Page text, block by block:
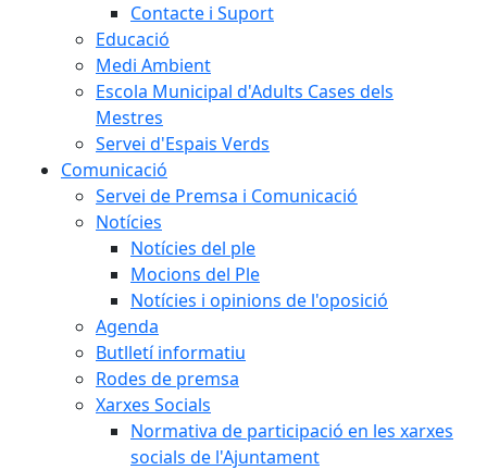
Contacte i Suport
Educació
Medi Ambient
Escola Municipal d'Adults Cases dels
Mestres
Servei d'Espais Verds
Comunicació
Servei de Premsa i Comunicació
Notícies
Notícies del ple
Mocions del Ple
Notícies i opinions de l'oposició
Agenda
Butlletí informatiu
Rodes de premsa
Xarxes Socials
Normativa de participació en les xarxes
socials de l'Ajuntament